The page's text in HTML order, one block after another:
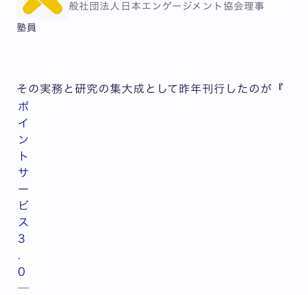
般社団法人日本エンゲージメント協会理事
塾員
その実務と研究の集大成として昨年刊行したのが『
ポ
イ
ン
ト
サ
ー
ビ
ス
3
0
─